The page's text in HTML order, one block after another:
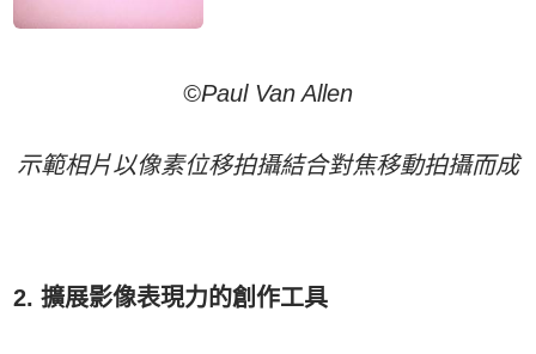
©Paul Van Allen
示範相片以像素位移拍攝結合對焦移動拍攝而成
2. 擴展影像表現力的創作工具